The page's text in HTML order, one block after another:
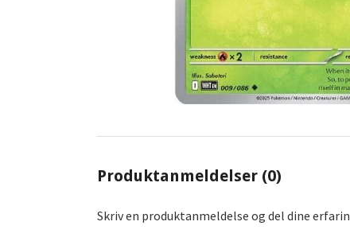
Produktanmeldelser (0)
Skriv en produktanmeldelse og del dine